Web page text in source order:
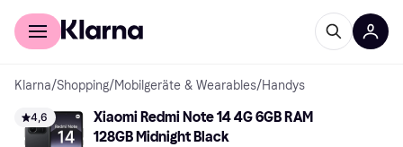
Für Shopper
Klarna/Shopping/Mobilgeräte & Wearables/Handys
4,6
Xiaomi Redmi Note 14 4G 6GB RAM
128GB Midnight Black